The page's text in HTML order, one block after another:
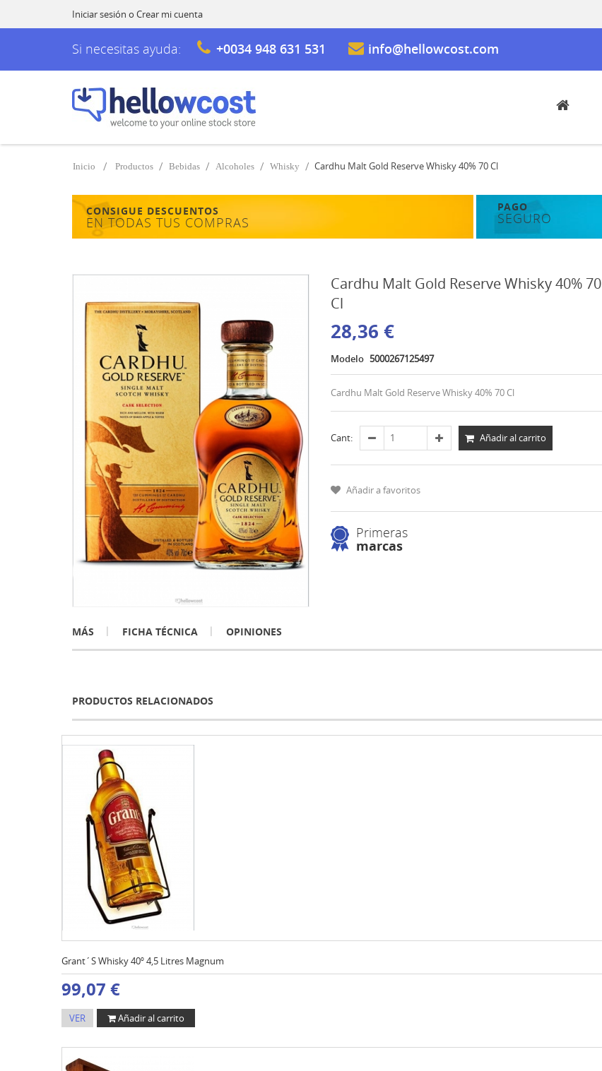
Iniciar sesión o Crear mi cuenta
Si necesitas ayuda: +0034 948 631 531 info@hellowcost.com
Inicio Productos Bebidas Alcoholes Whisky Cardhu Malt Gold Reserve Whisky 40% 70 Cl
CONSIGUE DESCUENTOS
EN TODAS TUS COMPRAS
PAGO
SEGURO
Cardhu Malt Gold Reserve Whisky 40% 70
Cl
28,36 €
Modelo 5000267125497
Cardhu Malt Gold Reserve Whisky 40% 70 Cl
Cant: Añadir al carrito
Añadir a favoritos
Primeras
marcas
MÁS FICHA TÉCNICA OPINIONES
PRODUCTOS RELACIONADOS
Grant´S Whisky 40º 4,5 Litres Magnum
99,07 €
VER Añadir al carrito